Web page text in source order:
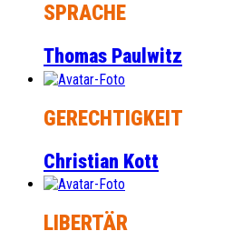
SPRACHE
Thomas Paulwitz
GERECHTIGKEIT
Christian Kott
LIBERTÄR